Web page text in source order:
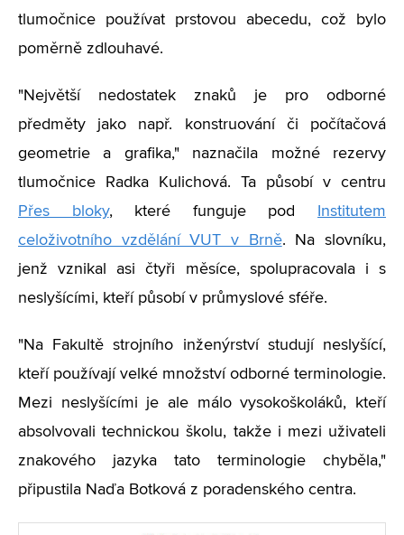
tlumočnice používat prstovou abecedu, což bylo
poměrně zdlouhavé.
"Největší nedostatek znaků je pro odborné
předměty jako např. konstruování či počítačová
geometrie a grafika," naznačila možné rezervy
tlumočnice Radka Kulichová. Ta působí v centru
Přes bloky, které funguje pod
Institutem
celoživotního vzdělání VUT v Brně. Na slovníku,
jenž vznikal asi čtyři měsíce, spolupracovala i s
neslyšícími, kteří působí v průmyslové sféře.
"Na Fakultě strojního inženýrství studují neslyšící,
kteří používají velké množství odborné terminologie.
Mezi neslyšícími je ale málo vysokoškoláků, kteří
absolvovali technickou školu, takže i mezi uživateli
znakového jazyka tato terminologie chyběla,"
připustila Naďa Botková z poradenského centra.